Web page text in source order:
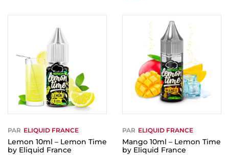
PAR ELIQUID FRANCE
Lemon 10ml – Lemon Time
by Eliquid France
PAR ELIQUID FRANCE
Mango 10ml – Lemon Time
by Eliquid France